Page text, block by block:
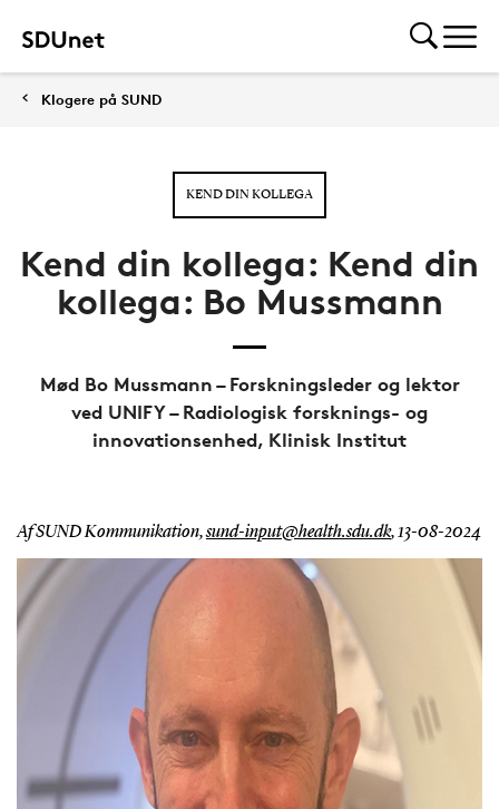
Klogere på SUND
KEND DIN KOLLEGA
Kend din kollega: Kend din
kollega: Bo Mussmann
Mød Bo Mussmann – Forskningsleder og lektor
ved UNIFY – Radiologisk forsknings- og
innovationsenhed, Klinisk Institut
Af SUND Kommunikation,sund-input@health.sdu.dk,13-08-2024